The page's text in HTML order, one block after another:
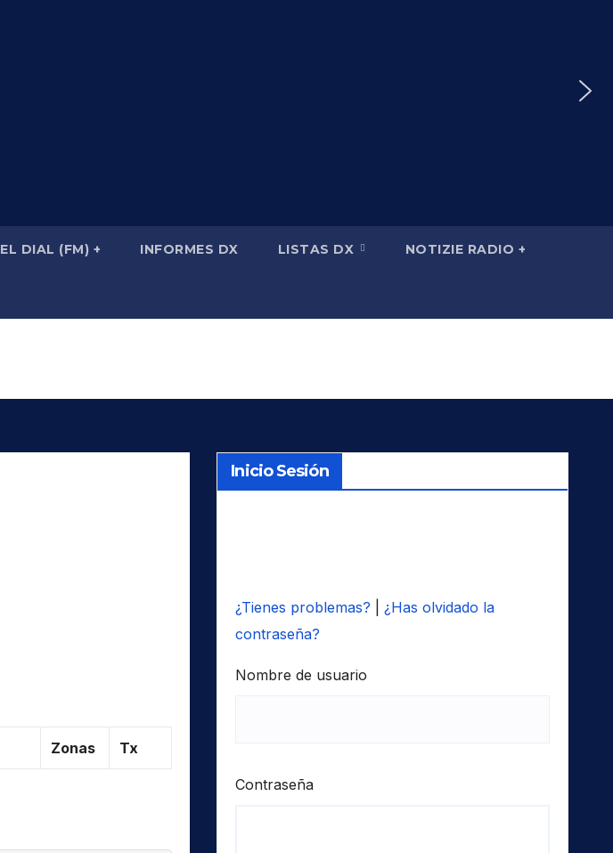
EL DIAL (FM) + INFORMES DX LISTAS DX NOTIZIE RADIO +
Zonas Tx
Inicio Sesión
¿Tienes problemas?
¿Has olvidado la
contraseña?
Nombre de usuario
Contraseña